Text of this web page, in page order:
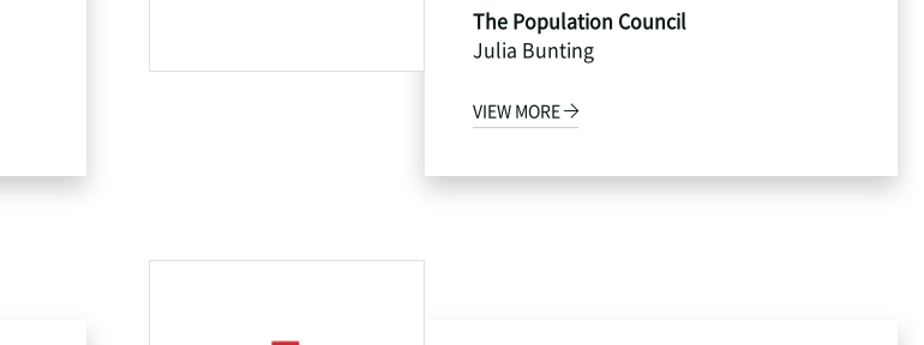
The Population Council
Julia Bunting
VIEW MORE